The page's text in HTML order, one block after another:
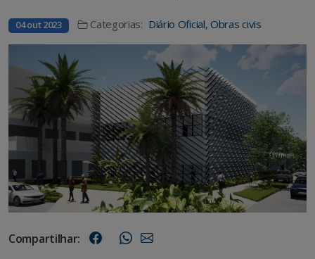
04 out 2023 Categorias: Diário Oficial, Obras civis
Compartilhar: